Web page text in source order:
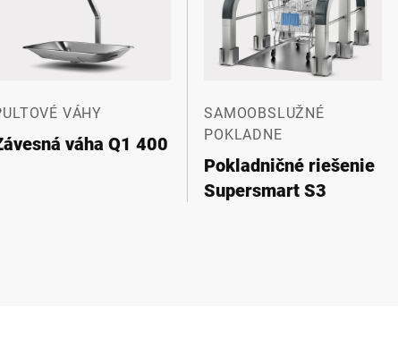
VÁHY
váha Q1 400
SAMOOBSLUŽNÉ
POKLADNE
Pokladničné riešenie
Supersmart S3